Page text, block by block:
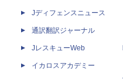
Jディフェンスニュース
通訳翻訳ジャーナル
JレスキューWeb
イカロスアカデミー